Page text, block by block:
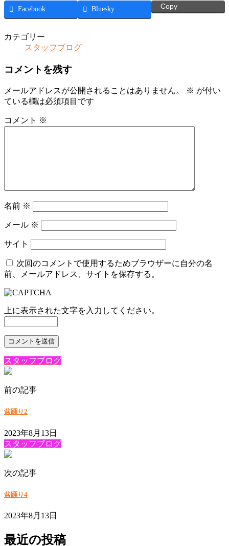
Facebook Bluesky Copy
カテゴリー
スタッフブログ
コメントを残す
メールアドレスが公開されることはありません。 ※ が付い
ている欄は必須項目です
コメント ※
名前 ※
メール ※
サイト
次回のコメントで使用するためブラウザーに自分の名
前、メールアドレス、サイトを保存する。
上に表示された文字を入力してください。
スタッフブログ
前の記事
盆踊り2
2023年8月13日
スタッフブログ
次の記事
盆踊り4
2023年8月13日
最近の投稿